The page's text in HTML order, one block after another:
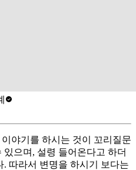
야기를 하시는 것이 꼬리질문
으며, 설령 들어온다고 하더
. 따라서 변명을 하시기 보다는